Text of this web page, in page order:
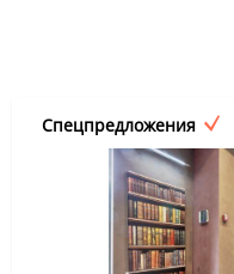
Спецпредложения